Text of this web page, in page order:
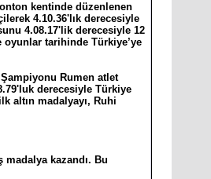
kentinde düzenlenen
4.10.36'lık derecesiyle
4.08.17'lik derecesiyle 12
oyunlar tarihinde Türkiye’ye
Rumen atlet
derecesiyle Türkiye
altın madalyayı, Ruhi
madalya kazandı. Bu